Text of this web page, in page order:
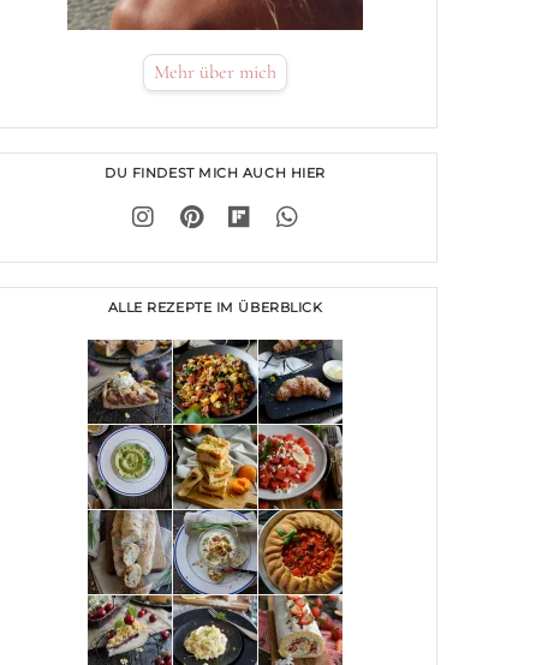
Mehr über mich
DU FINDEST MICH AUCH HIER
ALLE REZEPTE IM ÜBERBLICK